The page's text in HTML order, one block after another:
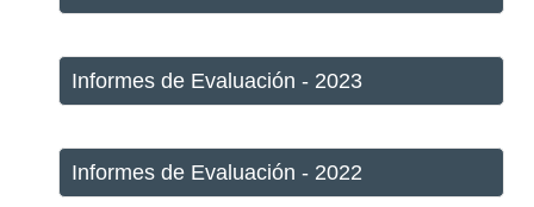
Informes de Evaluación - 2023
Informes de Evaluación - 2022